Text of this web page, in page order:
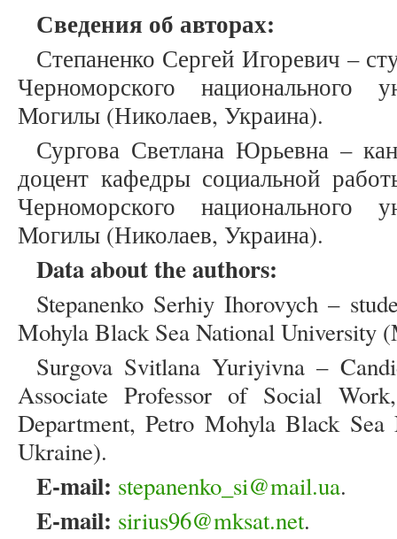
Сведения об авторах:
Степаненко Сергей Игоревич –
Черноморского национального
Могилы (Николаев, Украина).
Сургова Светлана Юрьевна –
доцент кафедры социальной
Черноморского национального
Могилы (Николаев, Украина).
Data about the authors:
Stepanenko Serhiy Ihorovych –
Mohyla Black Sea National University
Surgova Svitlana Yuriyivna –
Associate Professor of Social
Department, Petro Mohyla Black
Ukraine).
E-mail: stepanenko_si@mail.ua.
E-mail: sirius96@mksat.net.